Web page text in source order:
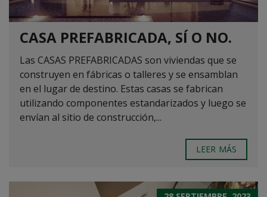
CASA PREFABRICADA, SÍ O NO.
Las CASAS PREFABRICADAS son viviendas que se
construyen en fábricas o talleres y se ensamblan
en el lugar de destino. Estas casas se fabrican
utilizando componentes estandarizados y luego se
envían al sitio de construcción,...
LEER MÁS